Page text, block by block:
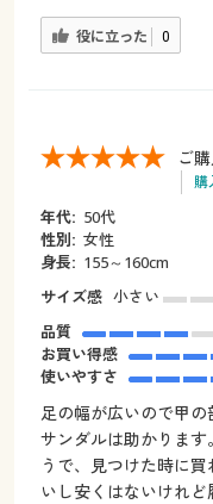
役に立った 0
ご
購
年代: 50代
性別: 女性
身長: 155～160cm
サイズ感 小さい
品質
お買い得感
使いやすさ
足の幅が広いので甲
サンダルは助かりま
うで、見つけた時に
いし安くはないけれ